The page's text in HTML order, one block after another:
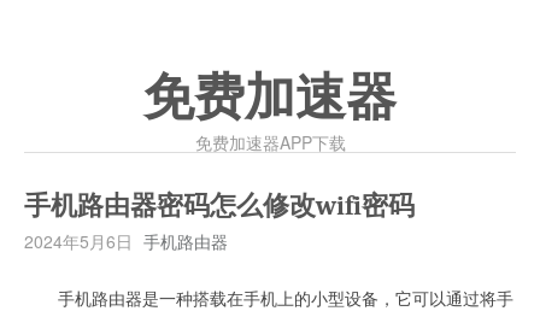
免费加速器
免费加速器APP下载
手机路由器密码怎么修改wifi密码
2024年5月6日 手机路由器
手机路由器是一种搭载在手机上的小型设备，它可以通过将手